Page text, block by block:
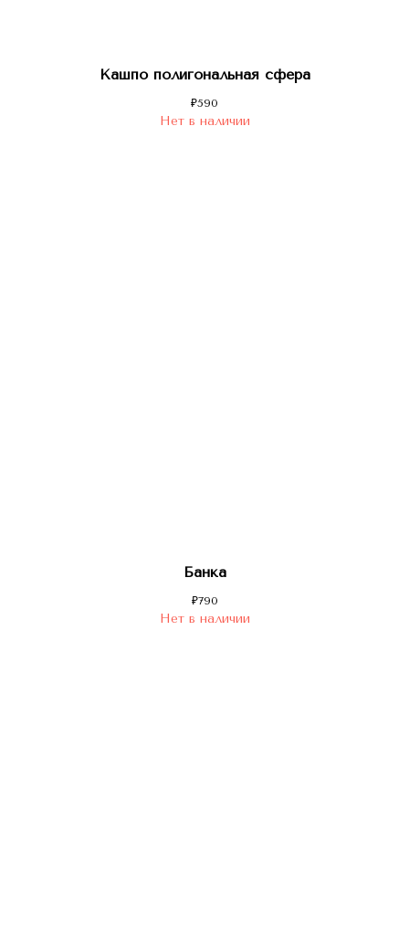
Кашпо полигональная сфера
₽590
Нет в наличии
Банка
₽790
Нет в наличии